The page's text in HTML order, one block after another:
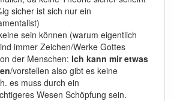
sicher ist sich nur ein
sein können (warum eigentlich
immer Zeichen/Werke Gottes
der Menschen: Ich kann mir etwas
/vorstellen also gibt es keine
es muss durch ein
Wesen Schöpfung sein.